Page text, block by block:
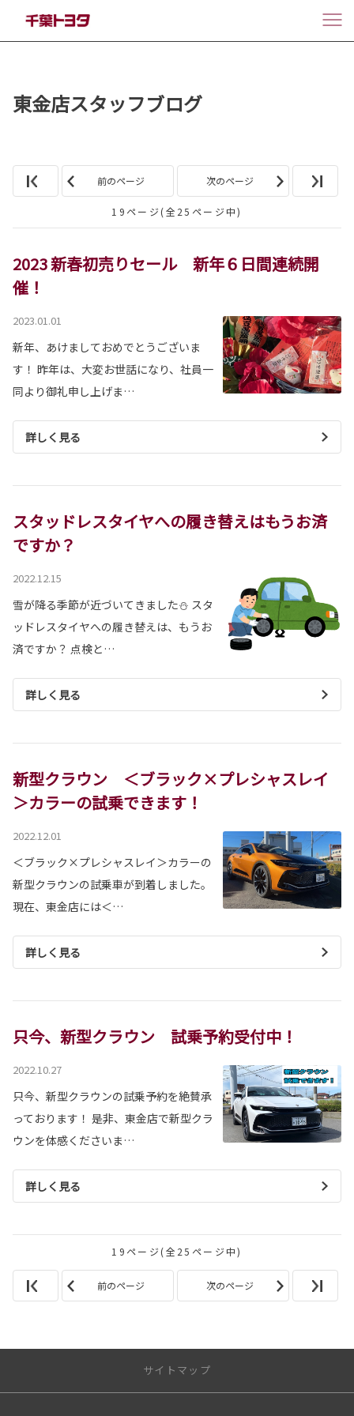
東金店スタッフブログ
前のページ 次のページ
19ページ(全25ページ中)
2023 新春初売りセール 新年６日間連続開
催！
2023.01.01
新年、あけましておめでとうございま
す！ 昨年は、大変お世話になり、社員一
同より御礼申し上げま…
詳しく見る
スタッドレスタイヤへの履き替えはもうお済
ですか？
2022.12.15
雪が降る季節が近づいてきました⛄ スタ
ッドレスタイヤへの履き替えは、もうお
済ですか？ 点検と…
詳しく見る
新型クラウン ＜ブラック×プレシャスレイ
＞カラーの試乗できます！
2022.12.01
＜ブラック×プレシャスレイ＞カラーの
新型クラウンの試乗車が到着しました。
現在、東金店には＜…
詳しく見る
只今、新型クラウン 試乗予約受付中！
2022.10.27
只今、新型クラウンの試乗予約を絶賛承
っております！ 是非、東金店で新型クラ
ウンを体感くださいま…
詳しく見る
19ページ(全25ページ中)
前のページ 次のページ
サイトマップ